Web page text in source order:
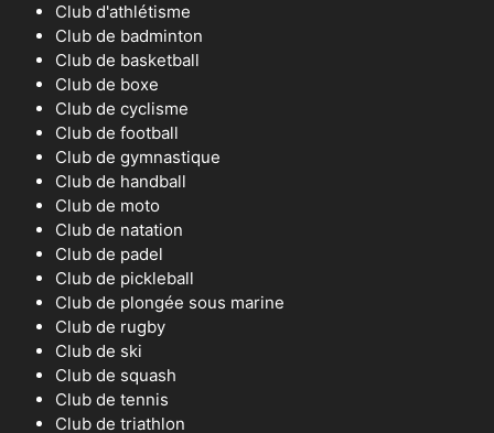
Club d'athlétisme
Club de badminton
Club de basketball
Club de boxe
Club de cyclisme
Club de football
Club de gymnastique
Club de handball
Club de moto
Club de natation
Club de padel
Club de pickleball
Club de plongée sous marine
Club de rugby
Club de ski
Club de squash
Club de tennis
Club de triathlon